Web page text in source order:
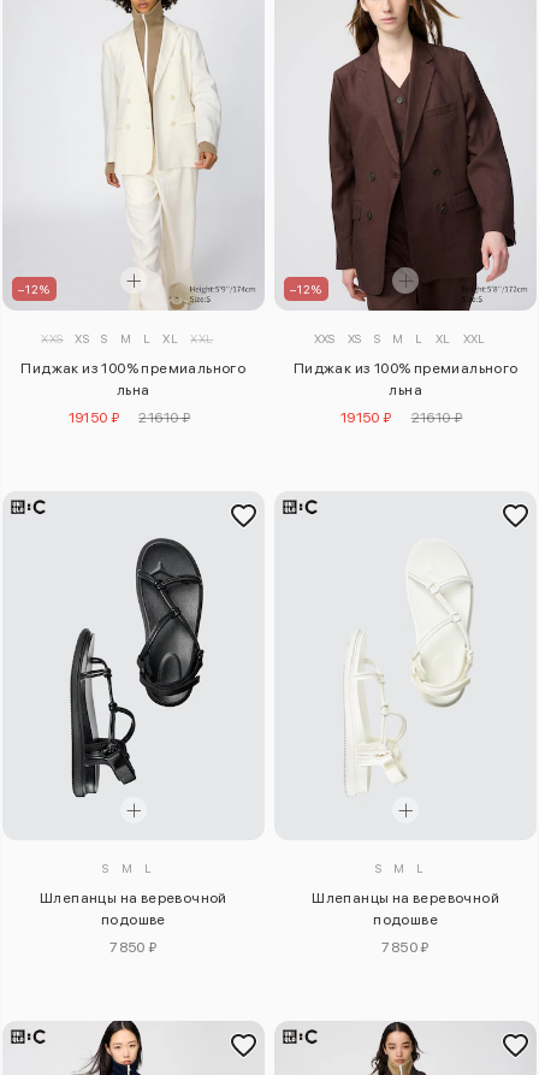
–12%
XXS XS S M L XL XXL
Пиджак из 100% премиального
льна
19150 ₽
21610 ₽
–12%
XXS XS S M L XL XXL
Пиджак из 100% премиального
льна
19150 ₽
21610 ₽
S M L
Шлепанцы на веревочной
подошве
7850 ₽
S M L
Шлепанцы на веревочной
подошве
7850 ₽